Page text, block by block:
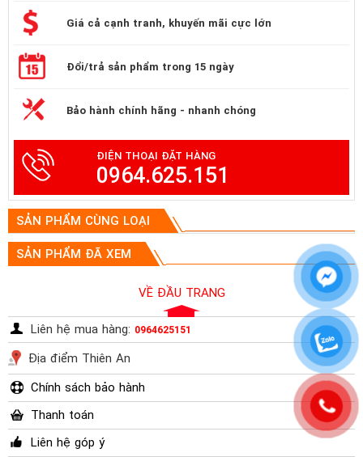
Giá cả cạnh tranh, khuyến mãi cực lớn
Đổi/trả sản phẩm trong 15 ngày
Bảo hành chính hãng - nhanh chóng
ĐIỆN THOẠI ĐẶT HÀNG
0964.625.151
SẢN PHẨM CÙNG LOẠI
SẢN PHẨM ĐÃ XEM
VỀ ĐẦU TRANG
Liên hệ mua hàng: 0964625151
Địa điểm Thiên An
Chính sách bảo hành
Thanh toán
Liên hệ góp ý